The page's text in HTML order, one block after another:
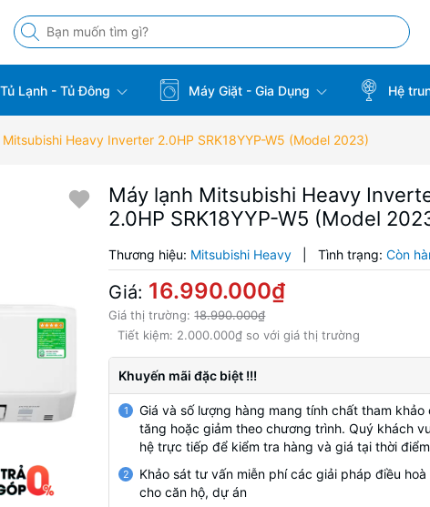
Tủ Lạnh - Tủ Đông Máy Giặt - Gia Dụng Hệ
Heavy Inverter 2.0HP SRK18YYP-W5 (Model 2023)
Máy lạnh Mitsubishi Heavy
2.0HP SRK18YYP-W5 (Model
Thương hiệu: Mitsubishi Heavy Tình trạng: Còn
Giá: 16.990.000₫
Giá thị trường:18.990.000₫
Tiết kiệm: 2.000.000₫ so với giá thị trường
Khuyến mãi đặc biệt !!!
1
Giá và số lượng hàng mang tính chất tham khảo
tăng hoặc giảm theo chương trình. Quý khách
hệ trực tiếp để kiểm tra hàng và giá tại thời
2
Khảo sát tư vấn miễn phí các giải pháp điều
cho căn hộ, dự án